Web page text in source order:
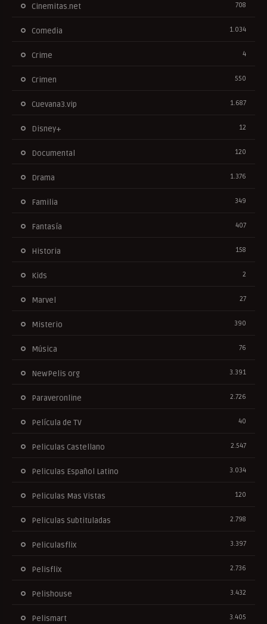
Cinemitas.net 708
Comedia 1.034
Crime 4
Crimen 550
Cuevana3.vip 1.687
Disney+ 12
Documental 120
Drama 1.376
Familia 349
Fantasía 407
Historia 158
Kids 2
Marvel 27
Misterio 390
Música 76
NewPelis org 3.391
Paraveronline 2.726
Película de TV 40
Peliculas Castellano 2.547
Peliculas Español Latino 3.034
Peliculas Mas Vistas 120
Peliculas Subtituladas 2.798
Peliculasflix 3.397
Pelisflix 2.736
Pelishouse 3.432
Pelismart 3.405